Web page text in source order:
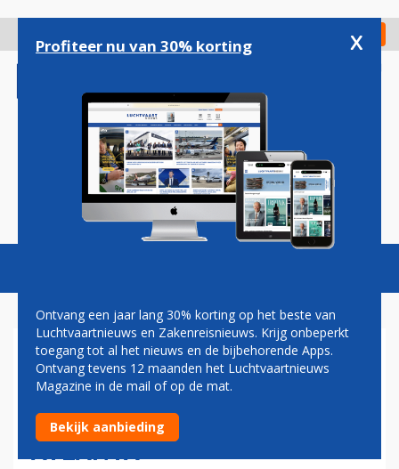
gaan
Check in
Magazine Podcasts Vacatures
FOKKER TECHNOLOGIES
OPENT
COMPOSIETENFABRIEK IN
ATLANTA
Profiteer nu van 30% korting x
Ontvang een jaar lang 30% korting op het beste van
Luchtvaartnieuws en Zakenreisnieuws. Krijg onbeperkt
toegang tot al het nieuws en de bijbehorende Apps.
Ontvang tevens 12 maanden het Luchtvaartnieuws
Magazine in de mail of op de mat.
Bekijk aanbieding